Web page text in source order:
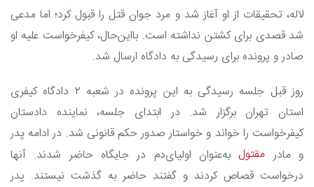
لاله، تحقیقات از او آغاز شد و مرد جوان قتل را قبول کرد؛ اما مدعی
شد قصدی برای کشتن نداشته است. با‌این‌حال، کیفرخواست علیه او
صادر و پرونده برای رسیدگی به دادگاه ارسال شد.
روز قبل جلسه رسیدگی به این پرونده در شعبه ۲ دادگاه کیفری
استان تهران برگزار شد. در ابتدای جلسه، نماینده دادستان
کیفرخواست را خواند و خواستار صدور حکم قانونی شد. در ادامه پدر
و مادر مقتول به‌عنوان اولیای‌دم در جایگاه حاضر شدند. آنها
درخواست قصاص کردند و گفتند حاضر به گذشت نیستند. پدر